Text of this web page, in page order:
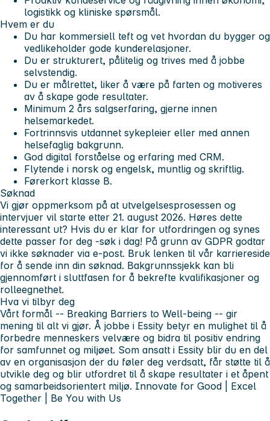
logistikk og kliniske spørsmål.
Hvem er du
Du har kommersiell teft og vet hvordan du bygger og
vedlikeholder gode kunderelasjoner.
Du er strukturert, pålitelig og trives med å jobbe
selvstendig.
Du er målrettet, liker å være på farten og motiveres
av å skape gode resultater.
Minimum 2 års salgserfaring, gjerne innen
helsemarkedet.
Fortrinnsvis utdannet sykepleier eller med annen
helsefaglig bakgrunn.
God digital forståelse og erfaring med CRM.
Flytende i norsk og engelsk, muntlig og skriftlig.
Førerkort klasse B.
Søknad
Vi gjør oppmerksom på at utvelgelsesprosessen og
intervjuer vil starte etter 21. august 2026. Høres dette
interessant ut? Hvis du er klar for utfordringen og synes
dette passer for deg -søk i dag! På grunn av GDPR godtar
vi ikke søknader via e-post. Bruk lenken til vår karriereside
for å sende inn din søknad. Bakgrunnssjekk kan bli
gjennomført i sluttfasen for å bekrefte kvalifikasjoner og
rolleegnethet.
Hva vi tilbyr deg
Vårt formål -- Breaking Barriers to Well-being -- gir
mening til alt vi gjør. Å jobbe i Essity betyr en mulighet til å
forbedre menneskers velvære og bidra til positiv endring
for samfunnet og miljøet. Som ansatt i Essity blir du en del
av en organisasjon der du føler deg verdsatt, får støtte til å
utvikle deg og blir utfordret til å skape resultater i et åpent
og samarbeidsorientert miljø. Innovate for Good | Excel
Together | Be You with Us